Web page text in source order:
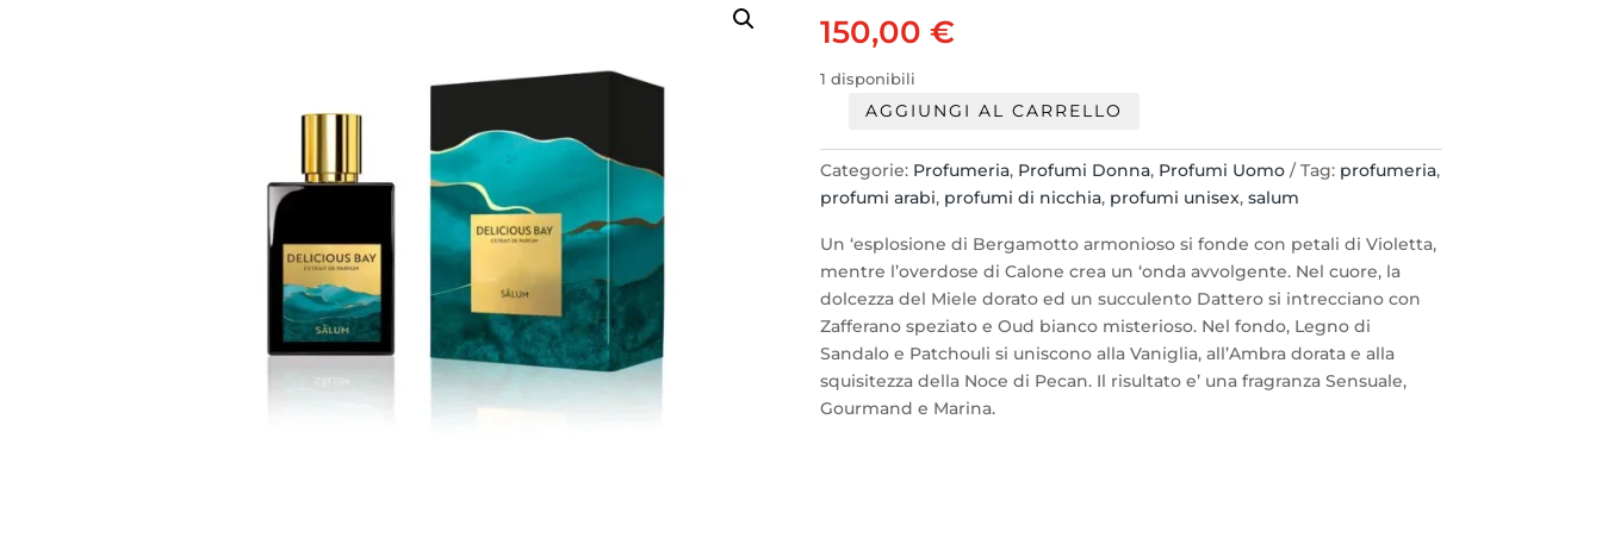
150,00€
1 disponibili
DELICIOUS
BAY
by
SALUM
Extrait
Parfum
50ml.
quantità
AGGIUNGI AL CARRELLO
Categorie: Profumeria, Profumi Donna, Profumi Uomo Tag: profumeria,
profumi arabi, profumi di nicchia, profumi unisex,salum
Un ‘esplosione di Bergamotto armonioso si fonde con petali di Violetta,
mentre l’overdose di Calone crea un ‘onda avvolgente. Nel cuore, la
dolcezza del Miele dorato ed un succulento Dattero si intrecciano con
Zafferano speziato e Oud bianco misterioso. Nel fondo, Legno di
Sandalo e Patchouli si uniscono alla Vaniglia, all’Ambra dorata e alla
squisitezza della Noce di Pecan. Il risultato e’ una fragranza Sensuale,
Gourmand e Marina.